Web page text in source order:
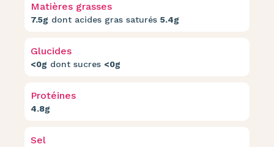
Matières grasses
7.5g dont acides gras saturés 5.4g
Glucides
<0g dont sucres <0g
Protéines
4.8g
Sel